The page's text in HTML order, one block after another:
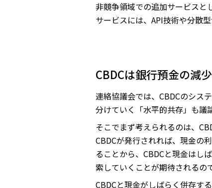
非競争領域での追加サービスと
サービスには、API技術や分散
CBDCは銀行預金の減
連絡協議会では、CBDCのシス
分けていく「水平的共存」も議
そこでまず考えられるのは、
CBDCが発行されれば、現金の
ることから、CBDCと現金はし
索していくことが期待されるの
CBDCと現金がしばらく併存す